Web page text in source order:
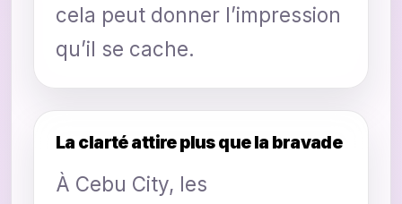
cela peut donner l’impression
qu’il se cache.
La clarté attire plus que la bravade
À Cebu City, les